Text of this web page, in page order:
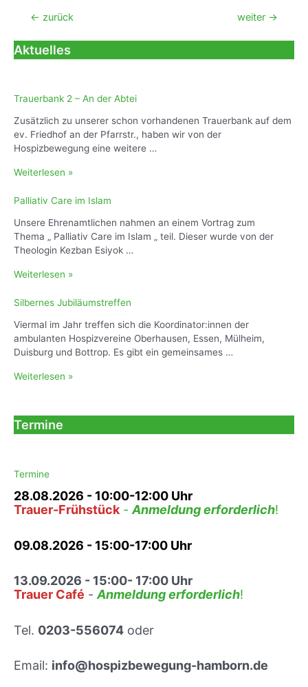
Beitragsnavigation
← zurück weiter →
Aktuelles
Trauerbank 2 – An der Abtei
Zusätzlich zu unserer schon vorhandenen Trauerbank auf dem
ev. Friedhof an der Pfarrstr., haben wir von der
Hospizbewegung eine weitere …
T
a
e
r
b
a
2
–
A
n
e
b
t
Weiterlesen »
Palliativ Care im Islam
Unsere Ehrenamtlichen nahmen an einem Vortrag zum
Thema „ Palliativ Care im Islam „ teil. Dieser wurde von der
Theologin Kezban Esiyok …
P
l
a
t
r
s
l
Weiterlesen »
Silbernes Jubiläumstreffen
Viermal im Jahr treffen sich die Koordinator:innen der
ambulanten Hospizvereine Oberhausen, Essen, Mülheim,
Duisburg und Bottrop. Es gibt ein gemeinsames …
S
b
e
e
J
u
i
u
m
t
f
Weiterlesen »
Termine
Termine
28.08.2026 - 10:00-12:00 Uhr
Trauer-Frühstück -Anmeldung erforderlich!
09.08.2026 - 15:00-17:00 Uhr
13.09.2026 - 15:00- 17:00 Uhr
Trauer Café -Anmeldung erforderlich!
Tel. 0203-556074 oder
Email: info@hospizbewegung-hamborn.de